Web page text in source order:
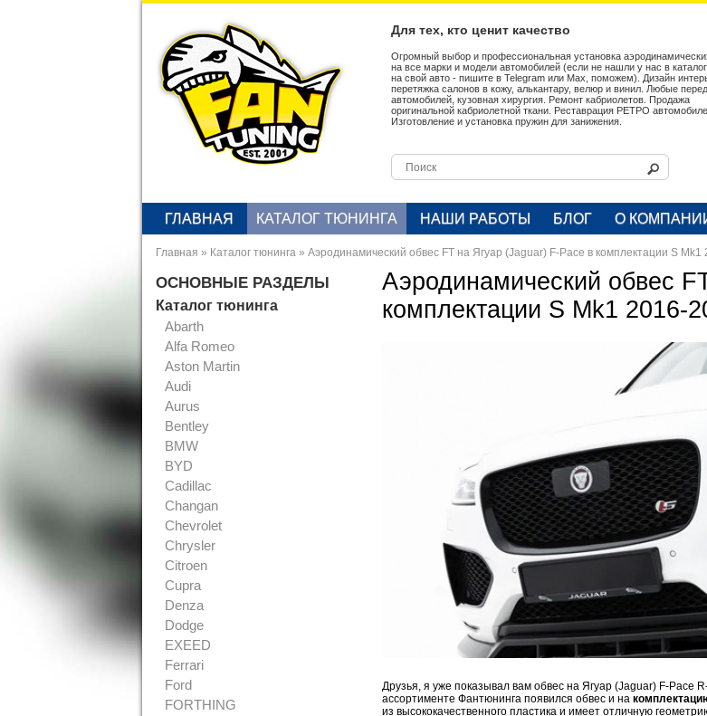
Для тех, кто ценит качество
Огромный выбор и профессиональная установка
на все марки и модели автомобилей (если не нашли у нас в
на свой авто - пишите в Telegram или Max, поможем). Дизайн
перетяжка салонов в кожу, алькантару, велюр и винил. Любые
автомобилей, кузовная хирургия. Ремонт кабриолетов. Продажа
оригинальной кабриолетной ткани. Реставрация РЕТРО
Изготовление и установка пружин для занижения.
ГЛАВНАЯ КАТАЛОГ ТЮНИНГА НАШИ РАБОТЫ БЛОГ О
Главная » Каталог тюнинга » Аэродинамический обвес FT на Ягуар (Jaguar) F-Pace в комплектации S Mk1
ОСНОВНЫЕ РАЗДЕЛЫ
Каталог тюнинга
Abarth
Alfa Romeo
Aston Martin
Audi
Aurus
Bentley
BMW
BYD
Cadillac
Changan
Chevrolet
Chrysler
Citroen
Cupra
Denza
Dodge
EXEED
Ferrari
Ford
FORTHING
Аэродинамический обвес
комплектации S Mk1 2016-
Друзья, я уже показывал вам обвес на Ягуар (Jaguar) F-Pace
ассортименте Фантюнинга появился обвес и на
из высококачественного пластика и имеет отличную